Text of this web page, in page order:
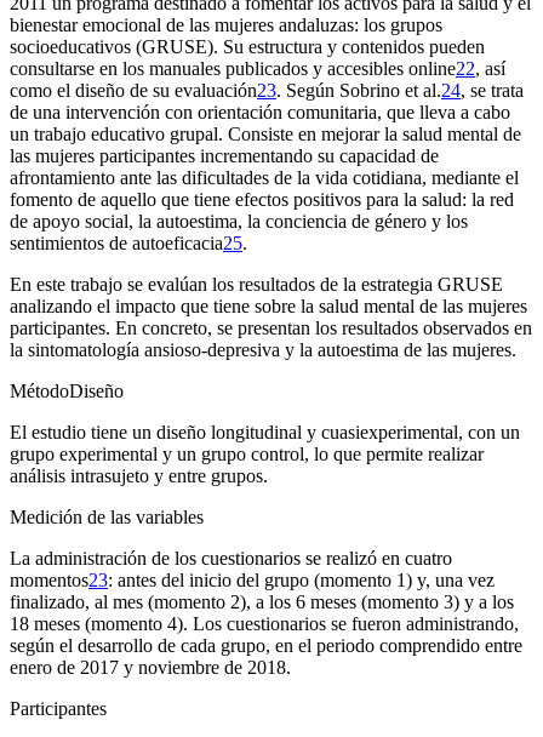
bienestar emocional de las mujeres andaluzas: los grupos
socioeducativos (GRUSE). Su estructura y contenidos pueden
consultarse en los manuales publicados y accesibles online22, así
como el diseño de su evaluación23. Según Sobrino et al.24, se trata
de una intervención con orientación comunitaria, que lleva a cabo
un trabajo educativo grupal. Consiste en mejorar la salud mental de
las mujeres participantes incrementando su capacidad de
afrontamiento ante las dificultades de la vida cotidiana, mediante el
fomento de aquello que tiene efectos positivos para la salud: la red
de apoyo social, la autoestima, la conciencia de género y los
sentimientos de autoeficacia25.
En este trabajo se evalúan los resultados de la estrategia GRUSE
analizando el impacto que tiene sobre la salud mental de las mujeres
participantes. En concreto, se presentan los resultados observados en
la sintomatología ansioso-depresiva y la autoestima de las mujeres.
MétodoDiseño
El estudio tiene un diseño longitudinal y cuasiexperimental, con un
grupo experimental y un grupo control, lo que permite realizar
análisis intrasujeto y entre grupos.
Medición de las variables
La administración de los cuestionarios se realizó en cuatro
momentos23: antes del inicio del grupo (momento 1) y, una vez
finalizado, al mes (momento 2), a los 6 meses (momento 3) y a los
18 meses (momento 4). Los cuestionarios se fueron administrando,
según el desarrollo de cada grupo, en el periodo comprendido entre
enero de 2017 y noviembre de 2018.
Participantes